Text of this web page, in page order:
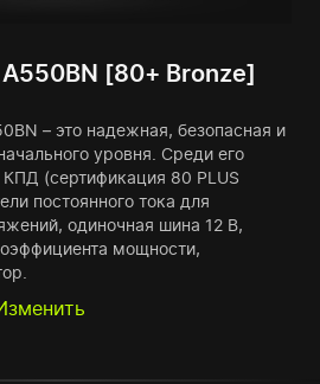
[80+ Bronze]
– это надежная, безопасная и
уровня. Среди его
КПД (сертификация 80 PLUS
постоянного тока для
одиночная шина 12 В,
мощности,